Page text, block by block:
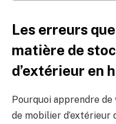
Les erreurs
matière de
d’extérieur en
Pourquoi apprendre
de mobilier d’extérieur